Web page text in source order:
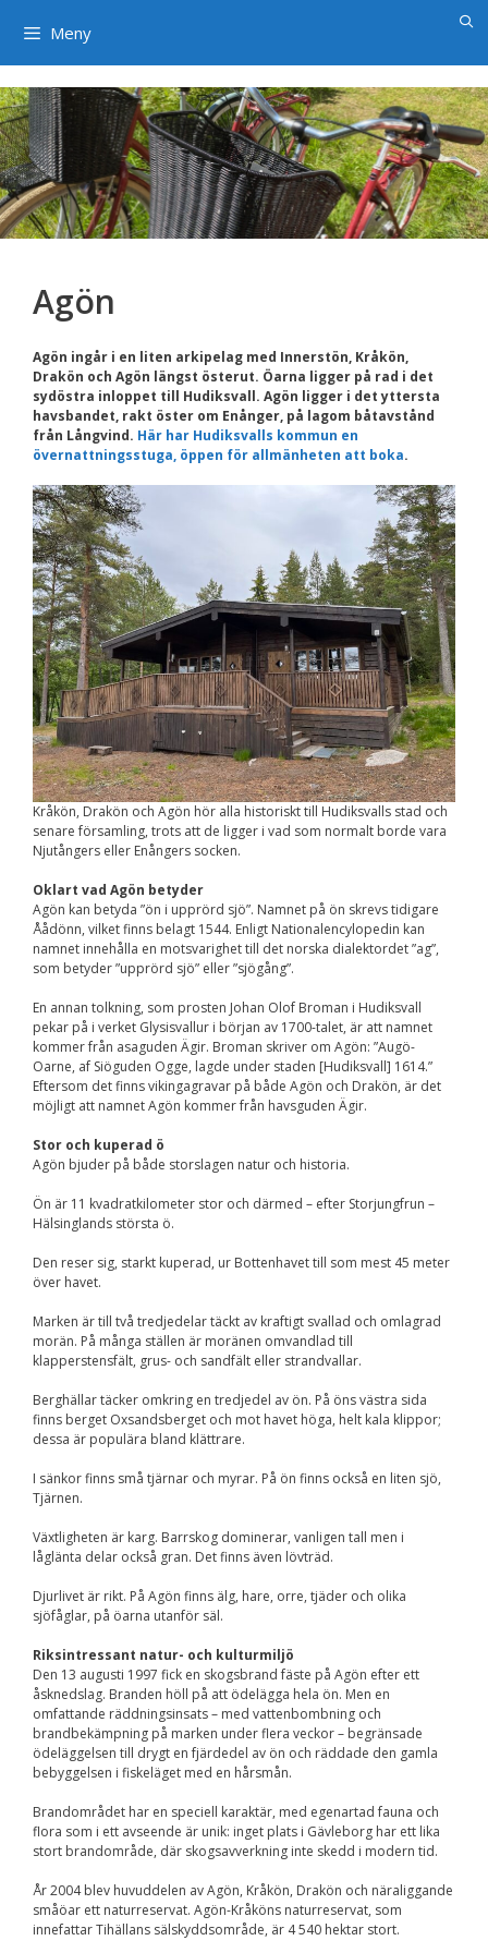
Meny
Agön
Agön ingår i en liten arkipelag med Innerstön, Kråkön,
Drakön och Agön längst österut. Öarna ligger på rad i det
sydöstra inloppet till Hudiksvall. Agön ligger i det yttersta
havsbandet, rakt öster om Enånger, på lagom båtavstånd
från Långvind. Här har Hudiksvalls kommun en
övernattningsstuga, öppen för allmänheten att boka.
Kråkön, Drakön och Agön hör alla historiskt till Hudiksvalls stad och
senare församling, trots att de ligger i vad som normalt borde vara
Njutångers eller Enångers socken.
Oklart vad Agön betyder
Agön kan betyda ”ön i upprörd sjö”. Namnet på ön skrevs tidigare
Åådönn, vilket finns belagt 1544. Enligt Nationalencylopedin kan
namnet innehålla en motsvarighet till det norska dialektordet ”ag”,
som betyder ”upprörd sjö” eller ”sjögång”.
En annan tolkning, som prosten Johan Olof Broman i Hudiksvall
pekar på i verket Glysisvallur i början av 1700-talet, är att namnet
kommer från asaguden Ägir. Broman skriver om Agön: ”Augö-
Oarne, af Siöguden Ogge, lagde under staden [Hudiksvall] 1614.”
Eftersom det finns vikingagravar på både Agön och Drakön, är det
möjligt att namnet Agön kommer från havsguden Ägir.
Stor och kuperad ö
Agön bjuder på både storslagen natur och historia.
Ön är 11 kvadratkilometer stor och därmed – efter Storjungfrun –
Hälsinglands största ö.
Den reser sig, starkt kuperad, ur Bottenhavet till som mest 45 meter
över havet.
Marken är till två tredjedelar täckt av kraftigt svallad och omlagrad
morän. På många ställen är moränen omvandlad till
klapperstensfält, grus- och sandfält eller strandvallar.
Berghällar täcker omkring en tredjedel av ön. På öns västra sida
finns berget Oxsandsberget och mot havet höga, helt kala klippor;
dessa är populära bland klättrare.
I sänkor finns små tjärnar och myrar. På ön finns också en liten sjö,
Tjärnen.
Växtligheten är karg. Barrskog dominerar, vanligen tall men i
låglänta delar också gran. Det finns även lövträd.
Djurlivet är rikt. På Agön finns älg, hare, orre, tjäder och olika
sjöfåglar, på öarna utanför säl.
Riksintressant natur- och kulturmiljö
Den 13 augusti 1997 fick en skogsbrand fäste på Agön efter ett
åsknedslag. Branden höll på att ödelägga hela ön. Men en
omfattande räddningsinsats – med vattenbombning och
brandbekämpning på marken under flera veckor – begränsade
ödeläggelsen till drygt en fjärdedel av ön och räddade den gamla
bebyggelsen i fiskeläget med en hårsmån.
Brandområdet har en speciell karaktär, med egenartad fauna och
flora som i ett avseende är unik: inget plats i Gävleborg har ett lika
stort brandområde, där skogsavverkning inte skedd i modern tid.
År 2004 blev huvuddelen av Agön, Kråkön, Drakön och näraliggande
småöar ett naturreservat. Agön-Kråköns naturreservat, som
innefattar Tihällans sälskyddsområde, är 4 540 hektar stort.
×
bort. De behövs
för att
hemsidan över
huvud taget
ska fungera.
Statistik
För att vi ska
kunna
förbättra
hemsidans
funktionalitet
och
uppbyggnad,
används.
Upplevelse
För att vår
hemsida ska
prestera så bra
som möjligt
under ditt
besök. Om du
nekar de här
funktionalitet
från
dig av dina intressen
och ditt beteende när
du surfar ökar du
personligt anpassat
innehåll och